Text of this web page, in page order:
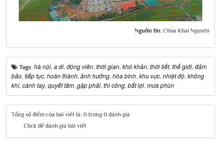
Nguồn tin: Chùa Khai Nguyên
Tags: hà nội, a di, động viên, thời gian, khó khăn, thời tiết, thế giới, đảm
bảo, tiếp tục, hoàn thành, ảnh hưởng, hòa bình, khu vực, nhiệt độ, không
khí, cánh tay, quyết tâm, gặp phải, thi công, bất lợi, mưa phùn
Tổng số điểm của bài viết là: 0 trong 0 đánh giá
Click để đánh giá bài viết